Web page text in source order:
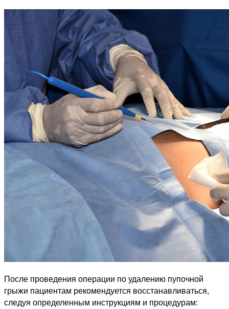
После проведения операции по удалению пупочной
грыжи пациентам рекомендуется восстанавливаться,
следуя определенным инструкциям и процедурам: